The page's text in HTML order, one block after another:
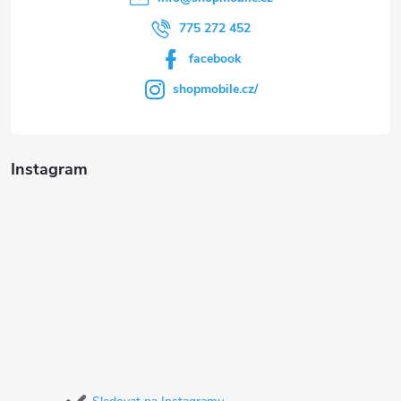
775 272 452
facebook
shopmobile.cz/
Instagram